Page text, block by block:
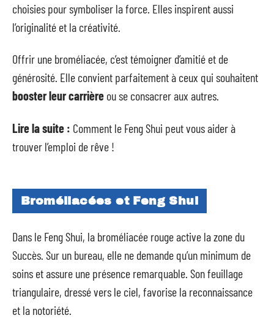
choisies pour symboliser la force. Elles inspirent aussi
l’originalité et la créativité.
Offrir une broméliacée, c’est témoigner d’amitié et de
générosité. Elle convient parfaitement à ceux qui souhaitent
booster leur carrière ou se consacrer aux autres.
Lire la suite : Comment le Feng Shui peut vous aider à
trouver l’emploi de rêve !
Broméliacées et Feng Shui
Dans le Feng Shui, la broméliacée rouge active la zone du
Succès. Sur un bureau, elle ne demande qu’un minimum de
soins et assure une présence remarquable. Son feuillage
triangulaire, dressé vers le ciel, favorise la reconnaissance
et la notoriété.